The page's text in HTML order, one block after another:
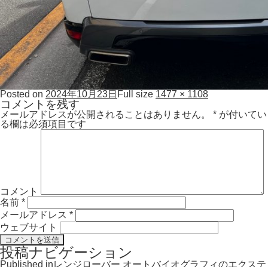
Posted on 2024年10月23日 Full size 1477 × 1108
コメントを残す
メールアドレスが公開されることはありません。 * が付いてい
る欄は必須項目です
コメント
名前 *
メールアドレス *
ウェブサイト
投稿ナビゲーション
Published inレンジローバー オートバイオグラフィのエクステ